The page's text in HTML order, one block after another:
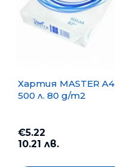
Хартия MASTER A4
500 л. 80 g/m2
€5.22
10.21 лв.